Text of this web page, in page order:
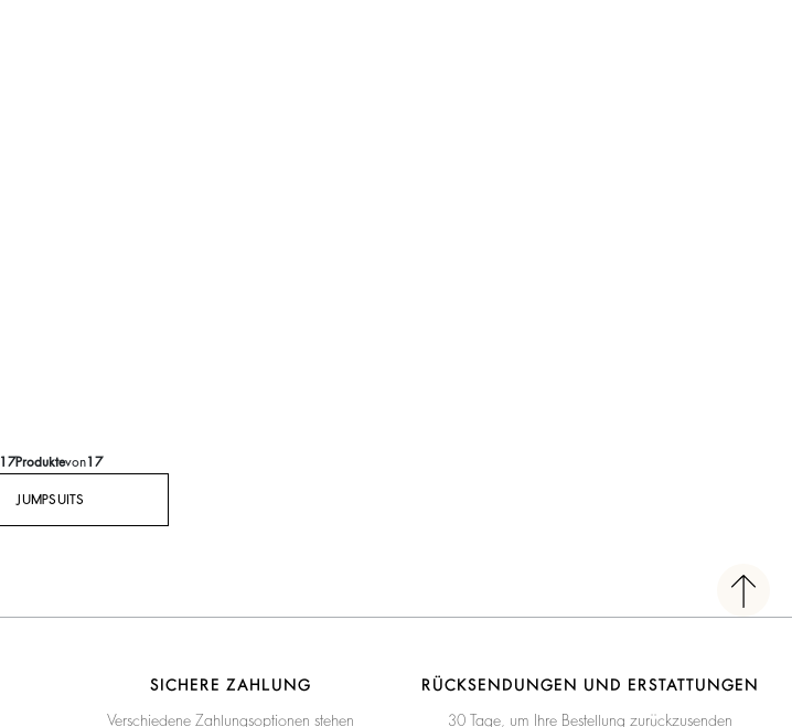
17Produktevon17
JUMPSUITS
SICHERE ZAHLUNG
Verschiedene Zahlungsoptionen stehen
RÜCKSENDUNGEN UND ERSTATTUNGEN
30 Tage, um Ihre Bestellung zurückzusenden